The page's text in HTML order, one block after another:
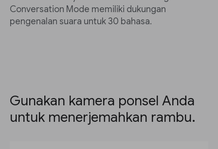
Conversation Mode memiliki dukungan
pengenalan suara untuk 30 bahasa.
Gunakan kamera ponsel Anda
untuk menerjemahkan rambu.